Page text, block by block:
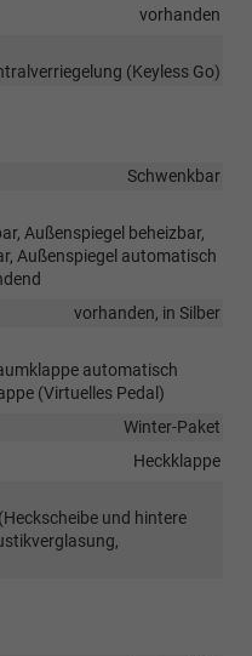
vorhanden
(Keyless Go)
Schwenkbar
Außenspiegel beheizbar,
Außenspiegel automatisch
vorhanden, in Silber
automatisch
(Virtuelles Pedal)
Winter-Paket
Heckklappe
und hintere